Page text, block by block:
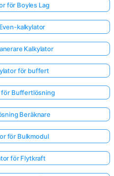
för Boyles Lag
kalkylator
Kalkylator
för buffert
för Buffertlösning
Beräknare
för Bulkmodul
för Flytkraft